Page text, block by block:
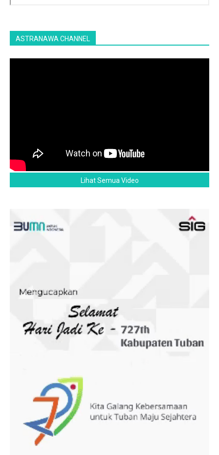
ASTRANAWA CHANNEL
Lihat Semua Video